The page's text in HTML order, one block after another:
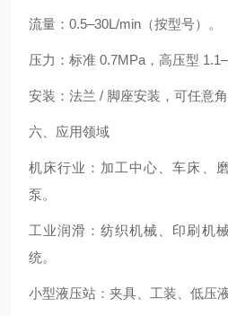
流量：0.5–30L/min（按型号）。
压力：标准 0.7MPa，高压型
安装：法兰 / 脚座安装，可任意角
六、应用领域
机床行业：加工中心、车床、
泵。
工业润滑：纺织机械、印刷机
统。
小型液压站：夹具、工装、低压